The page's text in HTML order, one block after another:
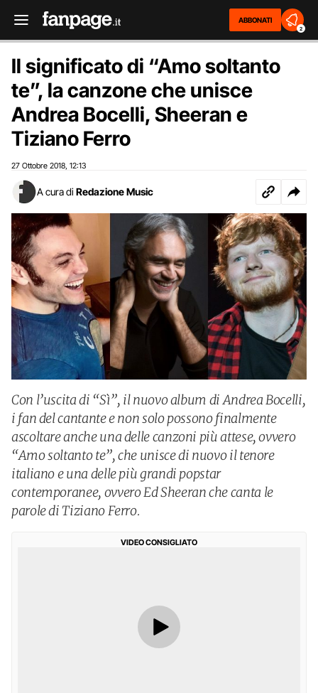
ABBONATI
2
Il significato di “Amo soltanto
te”, la canzone che unisce
Andrea Bocelli, Sheeran e
Tiziano Ferro
27 Ottobre 2018 12:13
A cura di Redazione Music
Con l’uscita di “Sì”, il nuovo album di Andrea Bocelli,
i fan del cantante e non solo possono finalmente
ascoltare anche una delle canzoni più attese, ovvero
“Amo soltanto te”, che unisce di nuovo il tenore
italiano e una delle più grandi popstar
contemporanee, ovvero Ed Sheeran che canta le
parole di Tiziano Ferro.
VIDEO CONSIGLIATO